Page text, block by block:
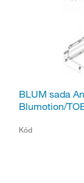
BLUM sada
Blumotion/
Kód